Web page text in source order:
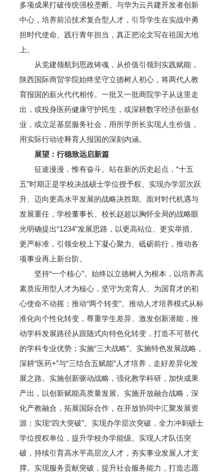
多项成果打破传统强校垄断。与华为云共建开发者创新
中心，培养前沿技术复合型人才，引导学生在实战中勇
担时代使命、践行青年担当，真正把论文写在祖国大地
上。
从党建领航到思政铸魂，从价值引领到实践赋能，
陕西国际商贸学院始终坚守立德树人初心，将两代人教
育报国的薪火代代相传。一批又一批商院学子从这里走
出，或投身医药健康守护民生，或深耕数字经济创新创
业，或立足基层服务社会，用所学所长实现人生价值，
用实际行动诠释育人报国的深刻内涵。
展望： 行稳致远启新篇
征途漫漫，惟有奋斗。站在新的历史起点，“十五
五”时期正是学校决战硕士学位授予权、实现办学层次跃
升、迈向更高水平发展的战略决胜期。面对时代机遇与
发展重任，学校董事长、校长赵超以胸怀全局的战略眼
光明确提出“1234”发展思路，以更高站位、更实举措、
更严标准，引领全校上下凝心聚力、砥砺前行，推动各
项事业再上新台阶。
坚持“一个核心”。始终以立德树人为根本，以培养高
素质应用型人才为核心，坚守为党育人、为国育才的初
心使命不动摇；推动“两个转变”。推动人才培养模式从标
准化向个性化转变，尊重学生差异、激发创新潜能，推
动学科发展路径从跟随式向特色化转变，打造不可替代
的学科专业优势；实施“三大战略”。实施特色发展战略，
深耕“医药+”与“三结合五赋能”人才培养，走好差异化发
展之路。实施创新驱动战略，强化教学科研，加快成果
产出，以创新赋能高质量发展。实施开放融合战略，深
化产教融合，拓展国际合作，在开放协同中汇聚发展资
源；实现“四大突破”。实现办学层次突破，全力冲刺硕士
学位授权单位，提升学校办学能级。实现人才队伍突
破，持续引育高水平高层次人才，夯实事业发展人才支
撑。实现服务贡献突破，提升社会服务能力，打造志愿